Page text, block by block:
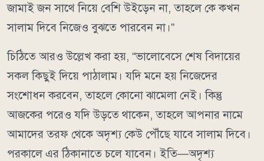
জামাই জন সাথে নিয়ে বেশি উইড়েন না, তাহলে কে কখন
সালাম দিবে নিজেও বুঝতে পারবেন না।”
চিঠিতে আরও উল্লেখ করা হয়, “ভালোবেসে শেষ বিদায়ের
সকল কিছুই দিয়ে পাঠালাম। যদি মনে হয় নিজেদের
সংশোধন করবেন, তাহলে কোনো ঝামেলা নেই। কিন্তু
আজকের পরেও যদি উড়তে থাকেন, তাহলে আপনার নামে
আমাদের তরফ থেকে অদৃশ্য কেউ পৌঁছে যাবে সালাম দিবে।
পরকালে এর ঠিকানাতে চলে যাবেন। ইতি—অদৃশ্য